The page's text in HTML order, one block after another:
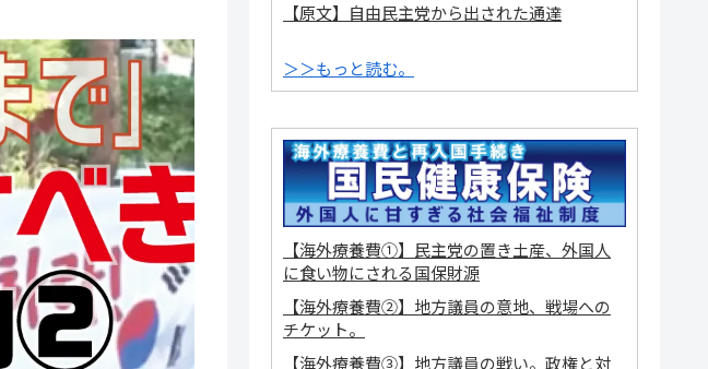
【原文】自由民主党から出された通達
＞＞もっと読む。
【海外療養費①】民主党の置き土産、外国人
に食い物にされる国保財源
【海外療養費②】地方議員の意地、戦場への
チケット。
【海外療養費③】地方議員の戦い。政権と対